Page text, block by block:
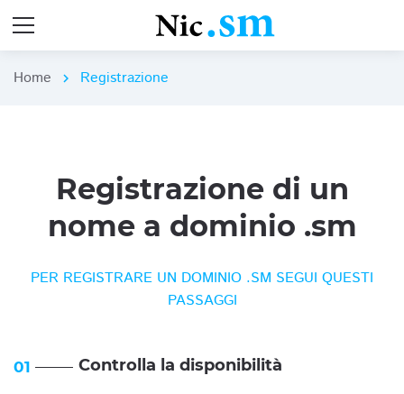
Home chevron_right Registrazione
Registrazione di un
nome a dominio .sm
PER REGISTRARE UN DOMINIO .SM SEGUI QUESTI
PASSAGGI
01 Controlla la disponibilità